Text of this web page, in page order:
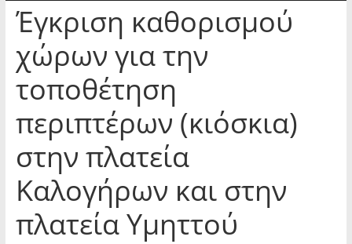
Έγκριση καθορισμού
χώρων για την
τοποθέτηση
περιπτέρων (κιόσκια)
στην πλατεία
Καλογήρων και στην
πλατεία Υμηττού